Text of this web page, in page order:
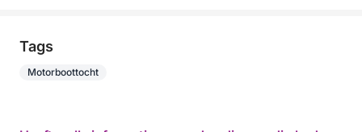
Tags
Motorboottocht